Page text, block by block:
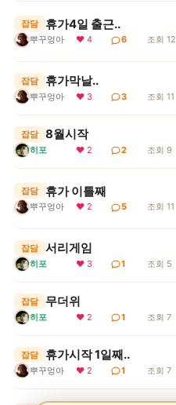
잡담 휴가4일 출근..
뿌꾸엉아 ❤ 4 6 조회 12
잡담 휴가막날..
뿌꾸엉아 ❤ 3 3 조회 11
잡담 8월시작
히포 ❤ 2 2 조회 9
잡담 휴가 이틀째
뿌꾸엉아 ❤ 2 5 조회 11
잡담 서리게임
히포 ❤ 3 1 조회 5
잡담 무더위
히포 ❤ 2 1 조회 7
잡담 휴가시작 1일째..
뿌꾸엉아 ❤ 2 1 조회 7